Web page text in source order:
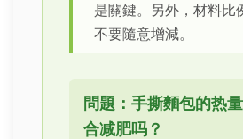
是關鍵。另外，材料比
不要隨意增減。
問題：手撕麵包的热
合减肥吗？